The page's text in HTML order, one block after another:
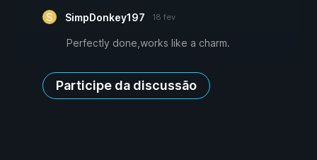
SimpDonkey197 18 fev
Perfectly done,works like a charm.
Participe da discussão